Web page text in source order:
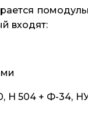
входят:
Н 504 + Ф-34,